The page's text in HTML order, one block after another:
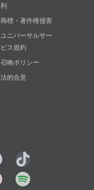
利
商標・著作権侵害
ユニバーサルサー
ビス規約
召喚ポリシー
法的合意